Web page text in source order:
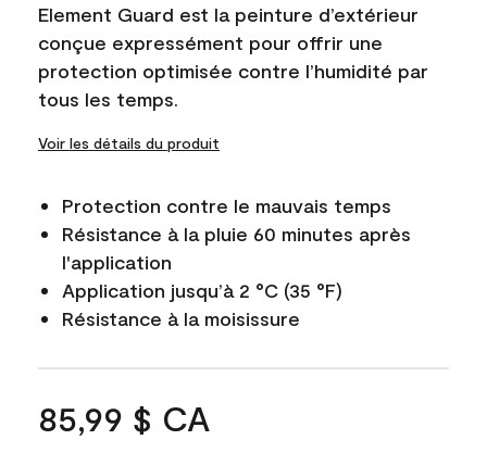
Element Guard est la peinture d’extérieur
conçue expressément pour offrir une
protection optimisée contre l’humidité par
tous les temps.
Voir les détails du produit
Protection contre le mauvais temps
Résistance à la pluie 60 minutes après
l'application
Application jusqu’à 2 °C (35 °F)
Résistance à la moisissure
85,99 $ CA